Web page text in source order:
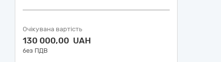
Очікувана вартість
130 000,00 UAH
без ПДВ